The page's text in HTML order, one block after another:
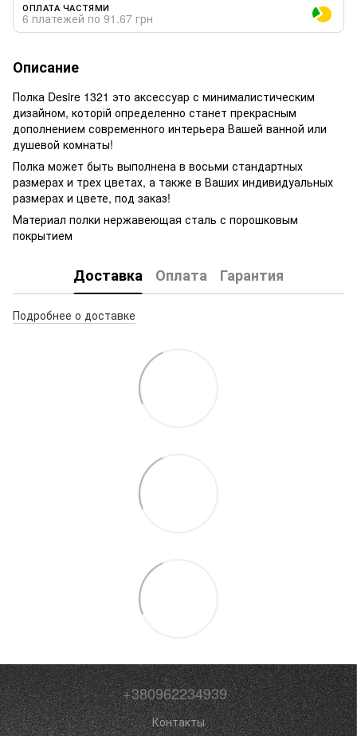
ОПЛАТА ЧАСТЯМИ
6 платежей по 91.67 грн
Описание
Полка Desire 1321 это аксессуар с минималистическим
дизайном, которій определенно станет прекрасным
дополнением современного интерьера Вашей ванной или
душевой комнаты!
Полка может быть выполнена в восьми стандартных
размерах и трех цветах, а также в Ваших индивидуальных
размерах и цвете, под заказ!
Материал полки нержавеющая сталь с порошковым
покрытием
Доставка Оплата Гарантия
Подробнее о доставке
+380962234939
Контакты